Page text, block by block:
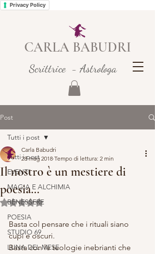
Privacy Policy
CARLA BABUDRI
Scrittrice - Astrologa
Post
Tutti i post
EVENTI
MAGIA E ALCHIMIA
BENESSERE
POESIA
STUDIO 69
LUNA DEL MESE
Tutti i post
Il nostro è un mestiere di
poesia…
Carla Babudri
28 mag 2018 Tempo di lettura: 2 min
Valutazione NaN stelle su 5.
Basta col pensare che i rituali siano
cupi e oscuri.
Basta con le teologie inebrianti che